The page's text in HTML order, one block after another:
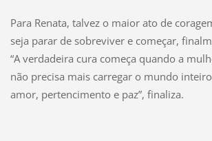
Para Renata, talvez o maior ato de
seja parar de sobreviver e começar,
“A verdadeira cura começa quando a
não precisa mais carregar o mundo
amor, pertencimento e paz”, finaliza.